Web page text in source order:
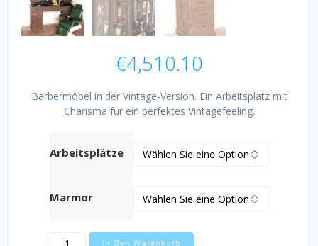
€4,510.10
Barbermöbel in der Vintage-Version. Ein Arbeitsplatz mit
Charisma für ein perfektes Vintagefeeling.
Arbeitsplätze
Marmor
VintageIn Den Warenkorb